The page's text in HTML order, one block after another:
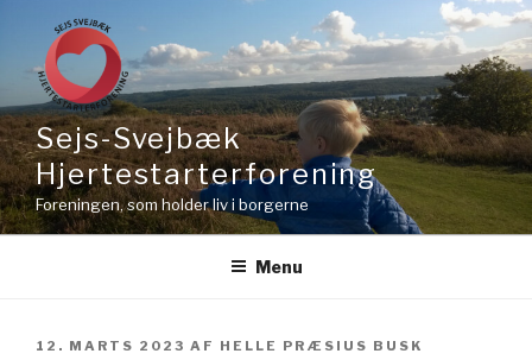
Sejs-Svejbæk
Hjertestarterforening
Foreningen, som holder liv i borgerne
Menu
12. MARTS 2023 AF HELLE PRÆSIUS BUSK